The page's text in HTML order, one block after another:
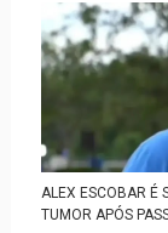
ALEX ESCOBAR É
TUMOR APÓS